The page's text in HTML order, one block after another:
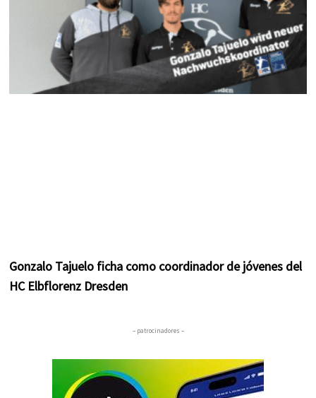
Gonzalo Tajuelo ficha como coordinador de jóvenes del
HC Elbflorenz Dresden
– patrocinadores –